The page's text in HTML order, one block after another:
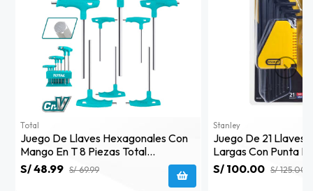
Total
Juego De Llaves Hexagonales Con
Mango En T 8 Piezas Total
Thhw80816
S/ 48.99 S/ 69.99
Stanley
Juego De 21 Llaves
Largas Con Punta
69-258
S/ 100.00 S/ 125.00